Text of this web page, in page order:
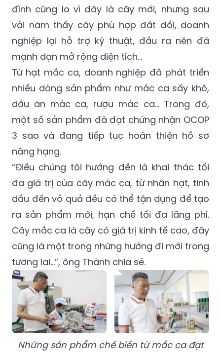
đình cũng lo vì đây là cây mới, nhưng sau
vài năm thấy cây phù hợp đất đồi, doanh
nghiệp lại hỗ trợ kỹ thuật, đầu ra nên đã
mạnh dạn mở rộng diện tích...
Từ hạt mắc ca, doanh nghiệp đã phát triển
nhiều dòng sản phẩm như mắc ca sấy khô,
dầu ăn mắc ca, rượu mắc ca… Trong đó,
một số sản phẩm đã đạt chứng nhận OCOP
3 sao và đang tiếp tục hoàn thiện hồ sơ
nâng hạng.
“Điều chúng tôi hướng đến là khai thác tối
đa giá trị của cây mắc ca, từ nhân hạt, tinh
dầu đến vỏ quả đều có thể tận dụng để tạo
ra sản phẩm mới, hạn chế tối đa lãng phí.
Cây mắc ca là cây có giá trị kinh tế cao, đây
cũng là một trong những hướng đi mới trong
tương lai…”, ông Thành chia sẻ.
Những sản phẩm chế biến từ mắc ca đạt